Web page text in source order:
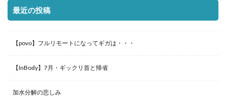
最近の投稿
【povo】フルリモートになってギガは・・・
【InBody】7月・ギックリ首と帰省
加水分解の悲しみ